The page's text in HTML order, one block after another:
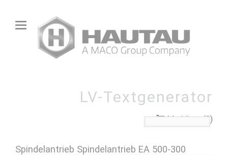
LV-Textgenerator
Merkliste (0)
Spindelantrieb Spindelantrieb EA 500-300